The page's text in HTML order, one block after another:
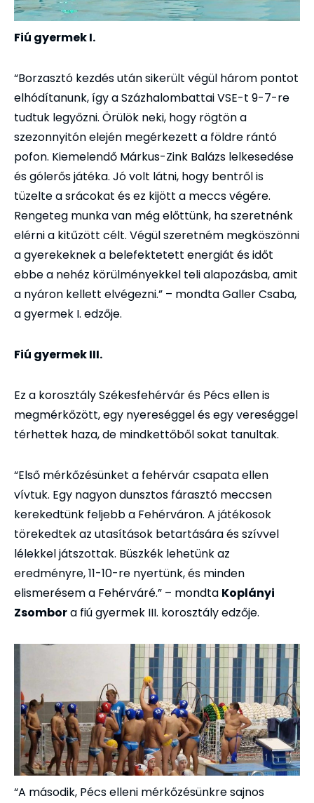
Fiú gyermek I.
“Borzasztó kezdés után sikerült végül három pontot
elhódítanunk, így a Százhalombattai VSE-t 9-7-re
tudtuk legyőzni. Örülök neki, hogy rögtön a
szezonnyitón elején megérkezett a földre rántó
pofon. Kiemelendő Márkus-Zink Balázs lelkesedése
és gólerős játéka. Jó volt látni, hogy bentről is
tüzelte a srácokat és ez kijött a meccs végére.
Rengeteg munka van még előttünk, ha szeretnénk
elérni a kitűzött célt. Végül szeretném megköszönni
a gyerekeknek a belefektetett energiát és időt
ebbe a nehéz körülményekkel teli alapozásba, amit
a nyáron kellett elvégezni.” – mondta Galler Csaba,
a gyermek I. edzője.
Fiú gyermek III.
Ez a korosztály Székesfehérvár és Pécs ellen is
megmérkőzött, egy nyereséggel és egy vereséggel
térhettek haza, de mindkettőből sokat tanultak.
“Első mérkőzésünket a fehérvár csapata ellen
vívtuk. Egy nagyon dunsztos fárasztó meccsen
kerekedtünk feljebb a Fehérváron. A játékosok
törekedtek az utasítások betartására és szívvel
lélekkel játszottak. Büszkék lehetünk az
eredményre, 11-10-re nyertünk, és minden
elismerésem a Fehérváré.” – mondta Koplányi
Zsombora fiú gyermek III. korosztály edzője.
“A második, Pécs elleni mérkőzésünkre sajnos